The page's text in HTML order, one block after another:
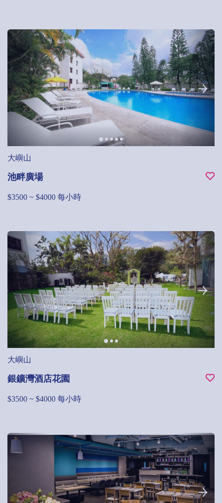
大嶼山
池畔廣場
$3500 ~ $4000 每小時
大嶼山
銀鑛灣酒店花園
$3500 ~ $4000 每小時